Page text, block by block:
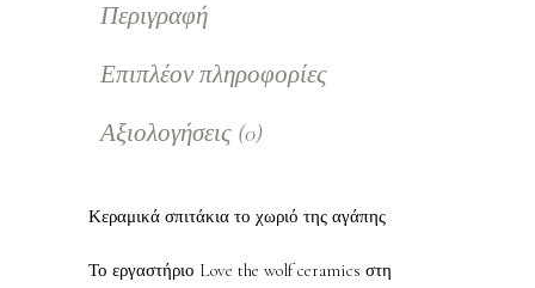
Περιγραφή
Επιπλέον πληροφορίες
Αξιολογήσεις (0)
Κεραμικά σπιτάκια το χωριό της αγάπης
Το εργαστήριο Love the wolf ceramics στη